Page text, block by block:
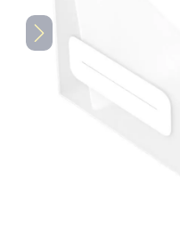
Szállítás és fizetés
Sorozatos cuccok